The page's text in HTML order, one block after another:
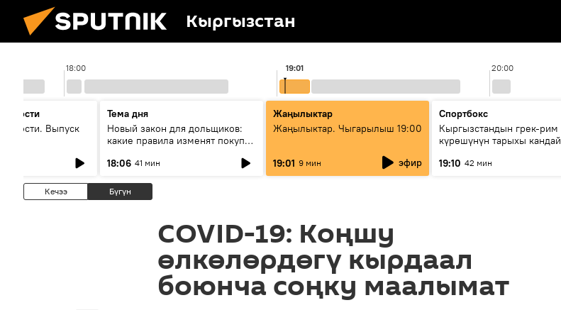
Кыргызстан
18:00 20:00
19:01
Выпуск
Тема дня
Новый закон для дольщиков:
какие правила изменят покупку
18:06 41 мин
Жаңылыктар
Жаңылыктар. Чыгарылыш 19:00
19:01 9 мин эфир
Спортбокс
Кыргызстандын грек-рим
күрөшүнүн тарыхы кандай
19:10 42 мин
Кечээ Бүгүн
COVID-19: Коңшу
өлкөлөрдөгү кырдаал
боюнча соңку маалымат